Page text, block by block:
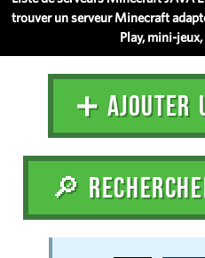
trouver un serveur Minecraft
Play, mini-
➕ AJOUTER
🔎